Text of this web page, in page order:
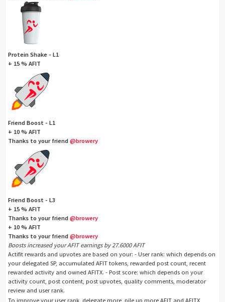
Protein Shake - L1
+ 15 % AFIT
Friend Boost - L1
+ 10 % AFIT
Thanks to your friend @browery
Friend Boost - L3
+ 15 % AFIT
Thanks to your friend @browery
+ 10 % AFIT
Thanks to your friend @browery
Boosts increased your AFIT earnings by 27.6000 AFIT
Actifit rewards and upvotes are based on your: - User rank: which depends on
your delegated SP, accumulated AFIT tokens, rewarded post count, recent
rewarded activity and owned AFITX. - Post score: which depends on your
activity count, post content, post upvotes, quality comments, moderator
review and user rank.
To improve your user rank, delegate more, pile up more AFIT and AFITX